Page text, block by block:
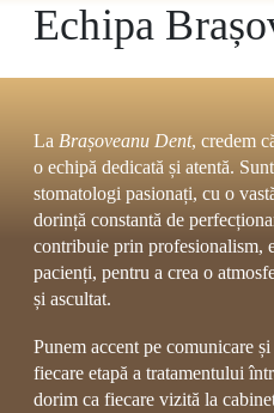
Echipa
La Brașoveanu Dent, credem
o echipă dedicată și atentă.
stomatologi pasionați, cu o
dorință constantă de
contribuie prin profesionalism,
pacienți, pentru a crea o
și ascultat.
Punem accent pe comunicare
fiecare etapă a tratamentului
dorim ca fiecare vizită la